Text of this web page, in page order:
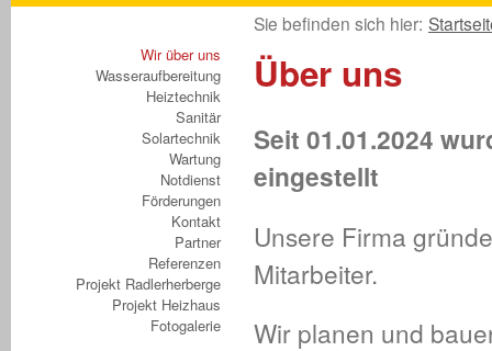
Wir über uns
Wasseraufbereitung
Heiztechnik
Sanitär
Solartechnik
Wartung
Notdienst
Förderungen
Kontakt
Partner
Referenzen
Projekt Radlerherberge
Projekt Heizhaus
Fotogalerie
Sie befinden sich hier:
Über uns
Seit 01.01.2024
eingestellt
Unsere Firma
Mitarbeiter.
Wir planen und